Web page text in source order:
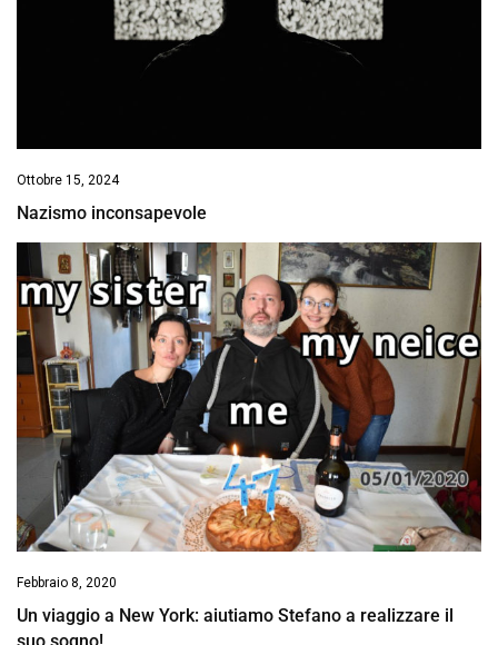
Ottobre 15, 2024
Nazismo inconsapevole
Febbraio 8, 2020
Un viaggio a New York: aiutiamo Stefano a realizzare il